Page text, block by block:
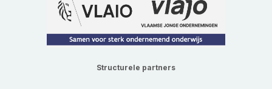
Structurele partners